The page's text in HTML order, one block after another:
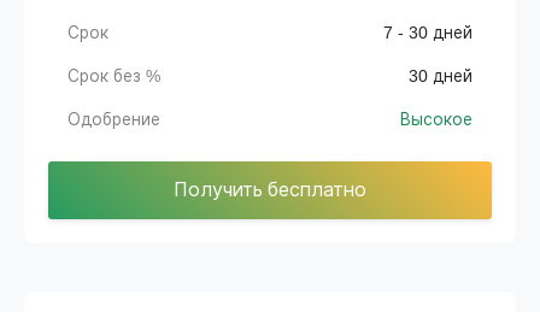
Срок 7 - 30 дней
Срок без % 30 дней
Одобрение Высокое
Получить бесплатно